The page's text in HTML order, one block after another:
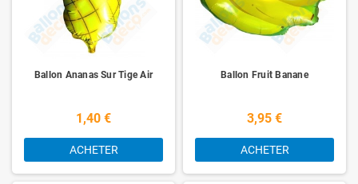
Ballon Ananas Sur Tige Air
1,40 €
ACHETER
Ballon Fruit Banane
3,95 €
ACHETER